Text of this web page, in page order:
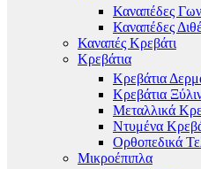
Καναπέδες
Καναπέδες
Καναπές Κρεβάτι
Κρεβάτια
Κρεβάτια
Κρεβάτια
Μεταλλικά
Ντυμένα
Ορθοπεδικά
Μικροέπιπλα